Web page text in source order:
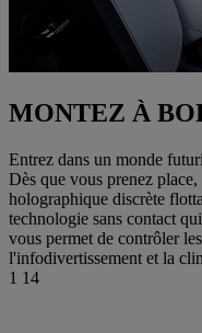
MONTEZ À
Entrez dans un monde
Dès que vous prenez
holographique discrète
technologie sans contact
vous permet de contrôler
l'infodivertissement et la
1 14